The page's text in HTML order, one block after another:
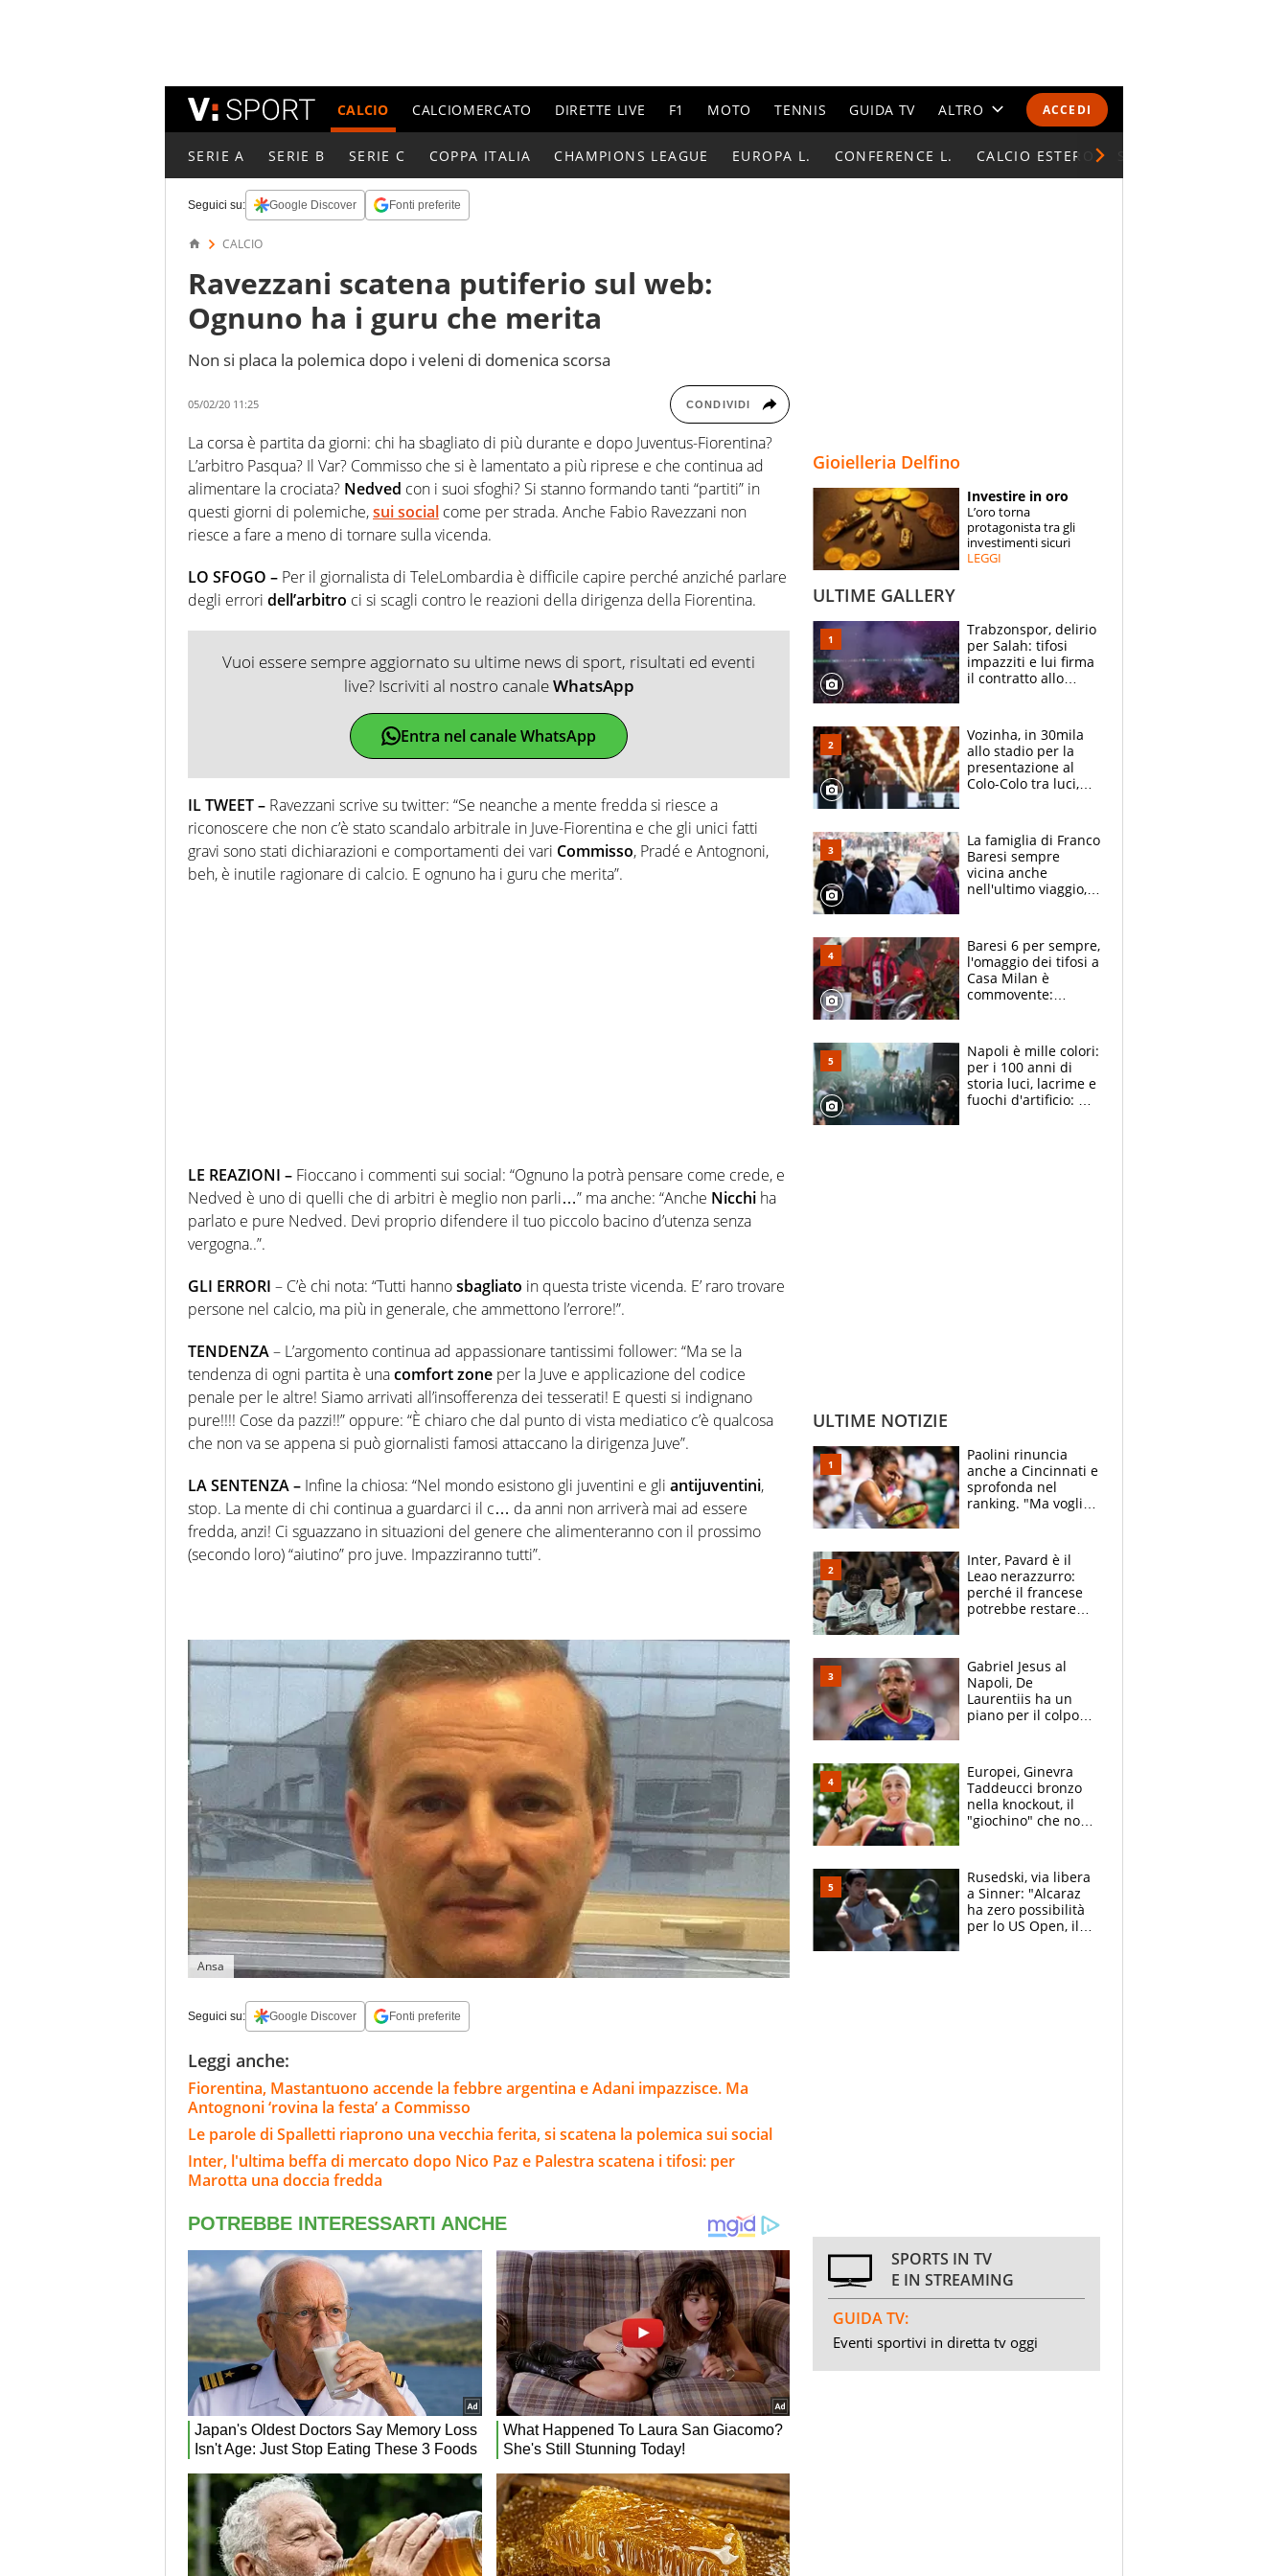
ACCEDI
CALCIO CALCIOMERCATO DIRETTE LIVE F1 MOTO TENNIS GUIDA TV ALTRO
CALENDARI E CLASSIFICHE
ESPERTI
CONTATTI
SERIE A SERIE B SERIE C COPPA ITALIA CHAMPIONS LEAGUE EUROPA L. CONFERENCE L. CALCIO ESTERO
Seguici su: Google Discover Fonti preferite
CALCIO
Ravezzani scatena putiferio sul web:
Ognuno ha i guru che merita
Non si placa la polemica dopo i veleni di domenica scorsa
05/02/20 11:25 CONDIVIDI
La corsa è partita da giorni: chi ha sbagliato di più durante e dopo Juventus-Fiorentina?
L’arbitro Pasqua? Il Var? Commisso che si è lamentato a più riprese e che continua ad
alimentare la crociata? Nedved con i suoi sfoghi? Si stanno formando tanti “partiti” in
questi giorni di polemiche,sui social come per strada. Anche Fabio Ravezzani non
riesce a fare a meno di tornare sulla vicenda.
LO SFOGO – Per il giornalista di TeleLombardia è difficile capire perché anziché parlare
degli errori dell’arbitro ci si scagli contro le reazioni della dirigenza della Fiorentina.
Vuoi essere sempre aggiornato su ultime news di sport, risultati ed eventi
live? Iscriviti al nostro canaleWhatsApp
Entra nel canale WhatsApp
IL TWEET – Ravezzani scrive su twitter: “Se neanche a mente fredda si riesce a
riconoscere che non c’è stato scandalo arbitrale in Juve-Fiorentina e che gli unici fatti
gravi sono stati dichiarazioni e comportamenti dei vari Commisso, Pradé e Antognoni,
beh, è inutile ragionare di calcio. E ognuno ha i guru che merita”.
LE REAZIONI – Fioccano i commenti sui social: “Ognuno la potrà pensare come crede, e
Nedved è uno di quelli che di arbitri è meglio non parli…” ma anche: “Anche Nicchi ha
parlato e pure Nedved. Devi proprio difendere il tuo piccolo bacino d’utenza senza
vergogna..”.
GLI ERRORI – C’è chi nota: “Tutti hannosbagliato in questa triste vicenda. E’ raro trovare
persone nel calcio, ma più in generale, che ammettono l’errore!”.
TENDENZA– L’argomento continua ad appassionare tantissimi follower: “Ma se la
tendenza di ogni partita è unacomfort zone per la Juve e applicazione del codice
penale per le altre! Siamo arrivati all’insofferenza dei tesserati! E questi si indignano
pure!!!! Cose da pazzi!!” oppure: “È chiaro che dal punto di vista mediatico c’è qualcosa
che non va se appena si può giornalisti famosi attaccano la dirigenza Juve”.
LA SENTENZA – Infine la chiosa: “Nel mondo esistono gli juventini e gli antijuventini,
stop. La mente di chi continua a guardarci il c… da anni non arriverà mai ad essere
fredda, anzi! Ci sguazzano in situazioni del genere che alimenteranno con il prossimo
(secondo loro) “aiutino” pro juve. Impazziranno tutti”.
Ansa
Seguici su: Google Discover Fonti preferite
Leggi anche:
Fiorentina, Mastantuono accende la febbre argentina e Adani impazzisce. Ma
Antognoni ‘rovina la festa’ a Commisso
Le parole di Spalletti riaprono una vecchia ferita, si scatena la polemica sui social
Inter, l'ultima beffa di mercato dopo Nico Paz e Palestra scatena i tifosi: per
Marotta una doccia fredda
Gioielleria Delfino
Investire in oro
L’oro torna
protagonista tra gli
investimenti sicuri
LEGGI
ULTIME GALLERY
Trabzonspor, delirio
per Salah: tifosi
impazziti e lui firma
il contratto allo
Vozinha, in 30mila
allo stadio per la
presentazione al
Colo-Colo tra luci,
La famiglia di Franco
Baresi sempre
vicina anche
nell'ultimo viaggio,
circondati
dall'affetto dei tifosi
Baresi 6 per sempre,
l'omaggio dei tifosi a
Casa Milan è
commovente:
bigliettini
Napoli è mille colori:
per i 100 anni di
storia luci, lacrime e
fuochi d'artificio: De
ULTIME NOTIZIE
Paolini rinuncia
anche a Cincinnati e
sprofonda nel
ranking. "Ma voglio
Inter, Pavard è il
Leao nerazzurro:
perché il francese
potrebbe restare
Gabriel Jesus al
Napoli, De
Laurentiis ha un
piano per il colpo
Lucca
Europei, Ginevra
Taddeucci bronzo
nella knockout, il
"giochino" che non
Rusedski, via libera
a Sinner: "Alcaraz
ha zero possibilità
per lo US Open, il
SPORTS IN TV
E IN STREAMING
GUIDA TV:
Eventi sportivi in diretta tv oggi